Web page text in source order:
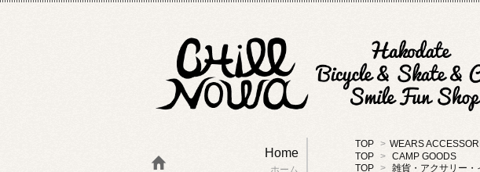
TOP > WEARS
TOP > CAMP GOODS
TOP > 雑貨・アクサリー・
Home
ホーム